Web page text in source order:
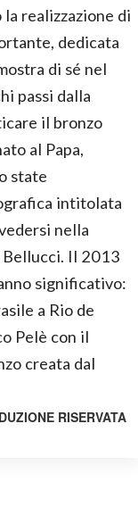
realizzazione di
dedicata
di sé nel
passi dalla
il bronzo
al Papa,
state
intitolata
nella
Bellucci. Il 2013
significativo:
a Rio de
Pelè con il
creata dal
RISERVATA